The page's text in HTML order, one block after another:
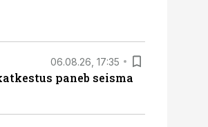
06.08.26, 17:35
paneb seisma